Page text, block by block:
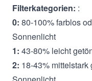
Filterkategorien: :
0: 80-100% farblos
Sonnenlicht
1: 43-80% leicht
2: 18-43%